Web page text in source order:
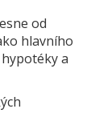
od
hlavního
a